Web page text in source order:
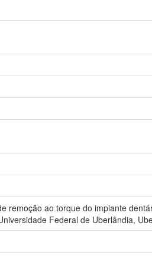
remoção ao torque do implante
Federal de Uberlândia,